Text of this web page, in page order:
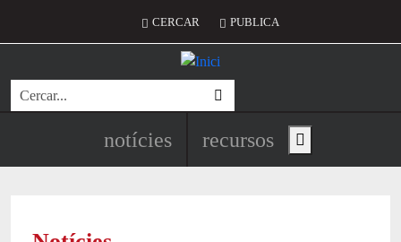
Menú del compte d'usuari
CERCAR PUBLICA
Cerca
Navegació principal de
notícies recursos Show main menu